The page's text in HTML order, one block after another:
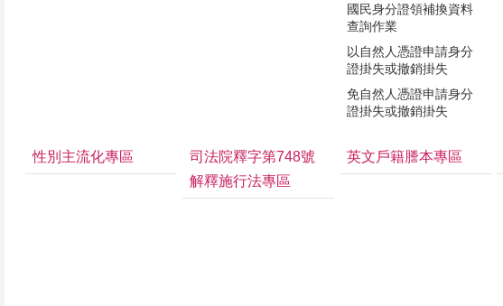
國民身分證領補換資料
查詢作業
以自然人憑證申請身分
證掛失或撤銷掛失
免自然人憑證申請身分
證掛失或撤銷掛失
性別主流化專區
司法院釋字第748號
解釋施行法專區
英文戶籍謄本專區